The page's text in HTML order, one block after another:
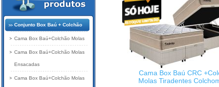
Cama Box Baú CRC
Molas Tiradentes
Conjunto Box Baú + Colchão
Cama Box Baú+Colchão Molas
Cama Box Baú+Colchão Molas
Ensacadas
Cama Box Baú+Colchão Molas